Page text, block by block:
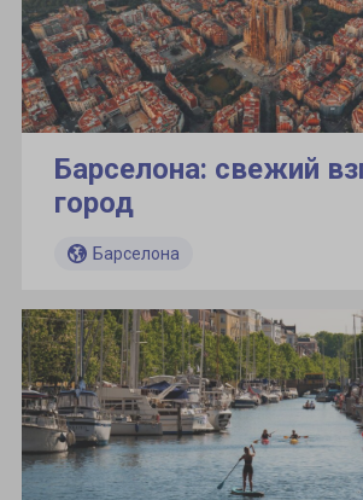
Барселона: свежий
город
Барселона